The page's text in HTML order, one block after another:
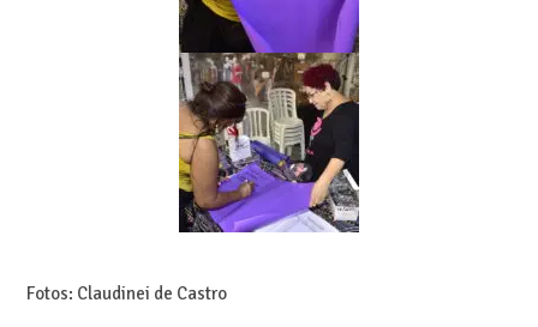
Fotos: Claudinei de Castro